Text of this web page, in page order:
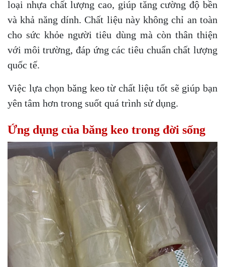
loại nhựa chất lượng cao, giúp tăng cường độ bền
và khả năng dính. Chất liệu này không chỉ an toàn
cho sức khỏe người tiêu dùng mà còn thân thiện
với môi trường, đáp ứng các tiêu chuẩn chất lượng
quốc tế.
Việc lựa chọn băng keo từ chất liệu tốt sẽ giúp bạn
yên tâm hơn trong suốt quá trình sử dụng.
Ứng dụng của băng keo trong đời sống